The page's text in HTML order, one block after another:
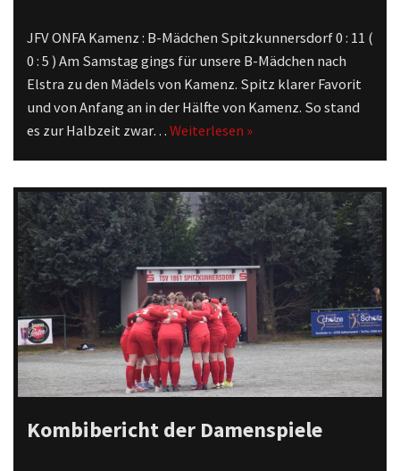
JFV ONFA Kamenz : B-Mädchen Spitzkunnersdorf 0 : 11 (
0 : 5 ) Am Samstag gings für unsere B-Mädchen nach
Elstra zu den Mädels von Kamenz. Spitz klarer Favorit
und von Anfang an in der Hälfte von Kamenz. So stand
es zur Halbzeit zwar…Weiterlesen »
Kombibericht der Damenspiele